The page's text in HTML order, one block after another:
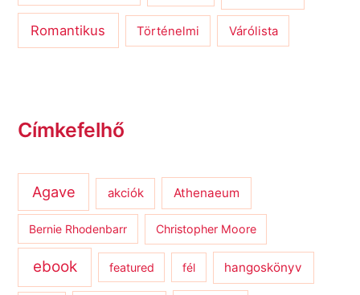
Romantikus Történelmi Várólista
Címkefelhő
Agave akciók Athenaeum
Bernie Rhodenbarr Christopher Moore
ebook featured fél hangoskönyv